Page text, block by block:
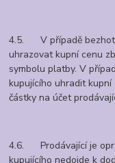
4.5. V případě
uhrazovat kupní cenu
symbolu platby. V
kupujícího uhradit kupní
částky na účet
4.6. Prodávající je
kupujícího nedojde k